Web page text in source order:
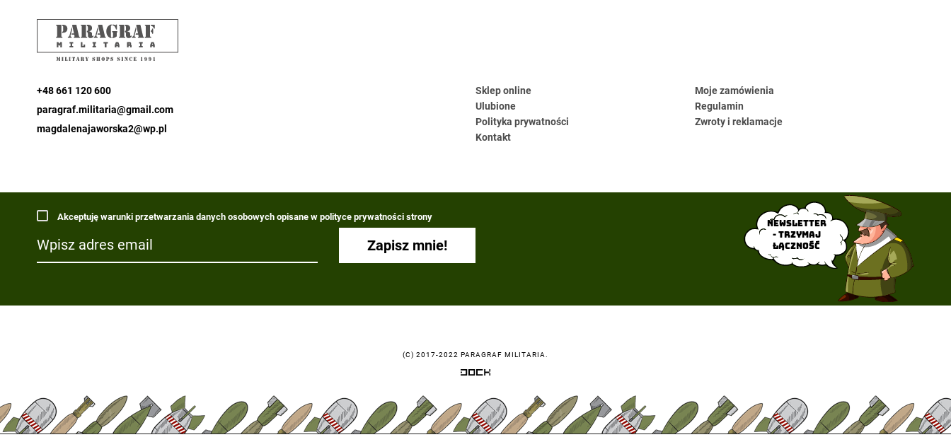
+48 661 120 600
paragraf.militaria@gmail.com
magdalenajaworska2@wp.pl
Sklep online
Moje zamówienia
Ulubione
Regulamin
Polityka prywatności
Zwroty i reklamacje
Kontakt
Akceptuję warunki przetwarzania danych osobowych opisane w polityce prywatności strony
Newsletter
- trzymaj
łączność
(C) 2017-2022 PARAGRAF MILITARIA.